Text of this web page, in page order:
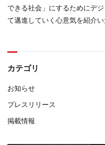
できる社会」にするためにデ
て邁進していく心意気を紹介い
カテゴリ
お知らせ
プレスリリース
掲載情報